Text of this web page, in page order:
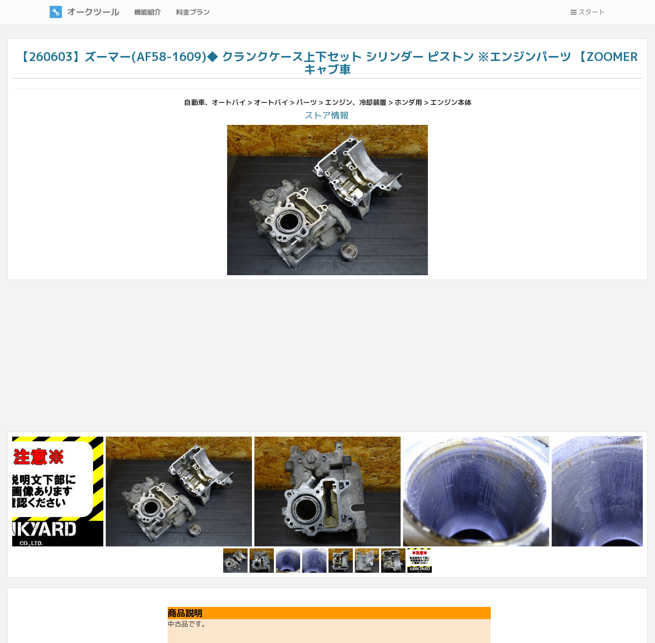
オークツール 機能紹介 料金プラン スタート
【260603】ズーマー(AF58-1609)◆ クランクケース上下セット シリンダー ピストン ※エンジンパーツ 【ZOOMER
キャブ車
自動車、オートバイ > オートバイ > パーツ > エンジン、冷却装置 > ホンダ用 > エンジン本体
ストア情報
商品説明
中古品です。